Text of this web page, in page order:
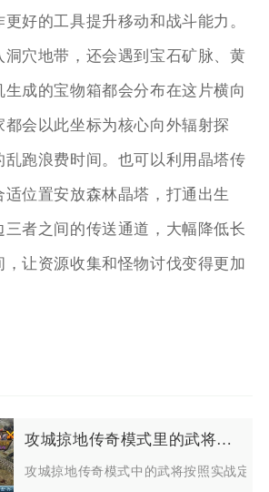
好的工具提升移动和战斗能力。
洞穴地带，还会遇到宝石矿脉、黄
成的宝物箱都会分布在这片横向
都会以此坐标为核心向外辐射探
乱跑浪费时间。也可以利用晶塔传
位置安放森林晶塔，打通出生
三者之间的传送通道，大幅降低长
让资源收集和怪物讨伐变得更加
攻城掠地传奇模式里的武将有哪些种类
攻城掠地传奇模式中的武将按照实战定